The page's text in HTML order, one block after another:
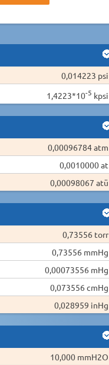
0,014223 psi
1,4223*10-5 kpsi
0,00096784 atm
0,0010000 at
0,00098067 atü
0,73556 torr
0,73556 mmHg
0,00073556 mHg
0,073556 cmHg
0,028959 inHg
10,000 mmH2O